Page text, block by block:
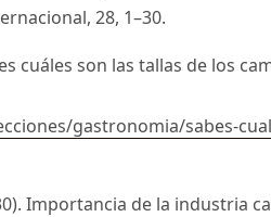
28, 1–30.
cuáles son las tallas de los
gastronomia/sabes-
Importancia de la industria